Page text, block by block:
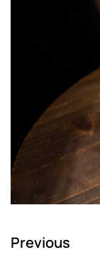
Previous